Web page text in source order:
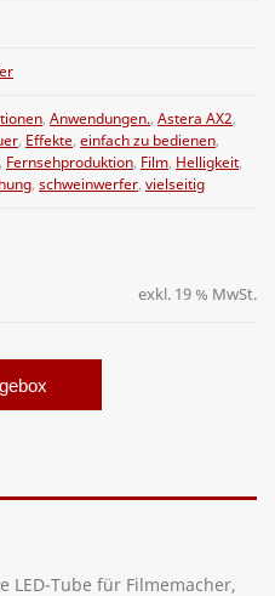
, Anwendungen., Astera AX2,
, Effekte, einfach zu bedienen,
, Fernsehproduktion, Film, Helligkeit,
, schweinwerfer, vielseitig
exkl. 19 % MwSt.
LED-Tube für Filmemacher,